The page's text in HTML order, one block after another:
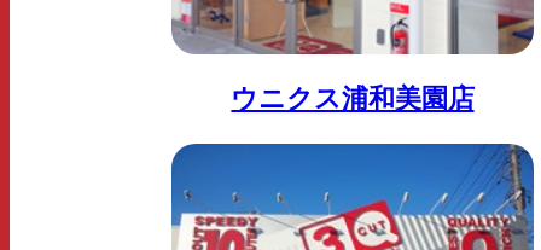
ウニクス浦和美園店